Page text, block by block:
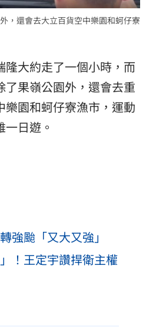
，還會去大立百貨空中樂園和蚵仔寮
隆大約走了一個小時，而
了果嶺公園外，還會去重
樂園和蚵仔寮漁市，運動
日遊。
強颱「又大又強」
！王定宇讚捍衛主權